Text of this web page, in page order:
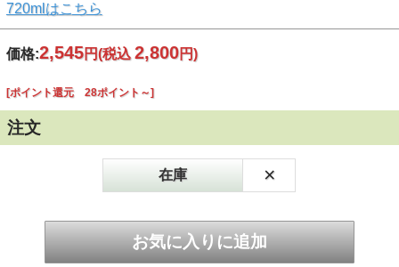
720mlはこちら
価格:2,545円(税込 2,800円)
[ポイント還元 28ポイント～]
注文
在庫 ×